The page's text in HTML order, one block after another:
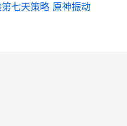
七天策略 原神振动